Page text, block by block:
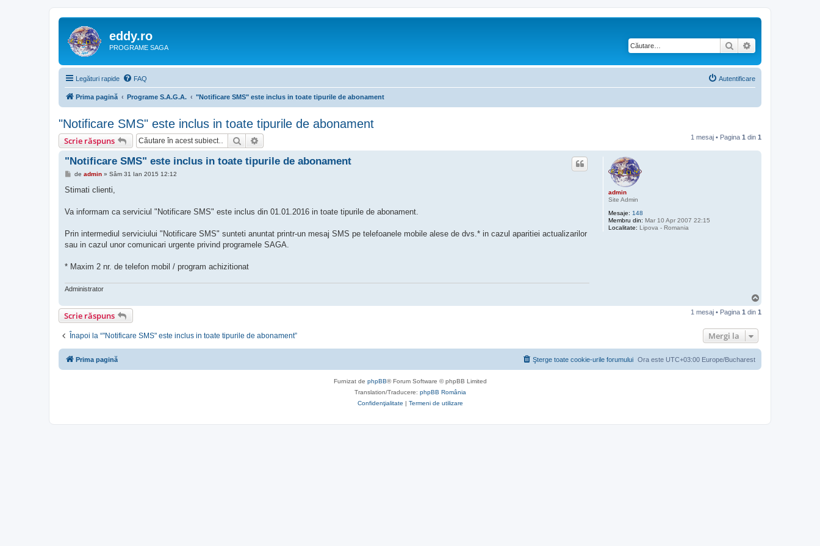
eddy.ro
PROGRAME SAGA Căutare
Legături rapide FAQ Autentificare
Prima pagină Programe S.A.G.A. "Notificare SMS" este inclus in toate tipurile de abonament
"Notificare SMS" este inclus in toate tipurile de abonament
Scrie răspuns Căutare 1 mesaj • Pagina 1 din 1
admin
Site Admin
Mesaje: 148
Membru din: Mar 10 Apr 2007 22:15
Localitate: Lipova - Romania
"Notificare SMS" este inclus in toate tipurile de abonament
M
s
de admin» Sâm 31 Ian 2015 12:12
Stimati clienti,
Va informam ca serviciul "Notificare SMS" este inclus din 01.01.2016 in toate tipurile de abonament.
Prin intermediul serviciului "Notificare SMS" sunteti anuntat printr-un mesaj SMS pe telefoanele mobile alese de dvs.* in cazul aparitiei actualizarilor
sau in cazul unor comunicari urgente privind programele SAGA.
* Maxim 2 nr. de telefon mobil / program achizitionat
Administrator
s
Scrie răspuns 1 mesaj • Pagina 1 din 1
Înapoi la “"Notificare SMS" este inclus in toate tipurile de abonament” Mergi la
Prima pagină Ora este UTC+03:00 Europe/Bucharest
Şterge toate cookie-urile forumului
Furnizat de phpBB® Forum Software © phpBB Limited
Translation/Traducere: phpBB România
Confidenţialitate | Termeni de utilizare